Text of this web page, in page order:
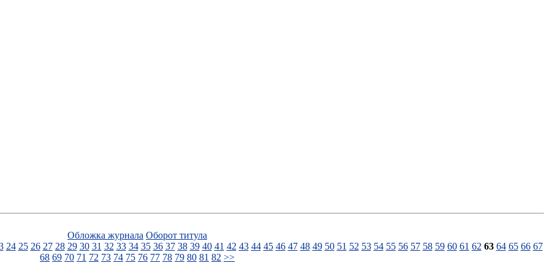
Обложка журнала Оборот титула
24 25 26 27 28 29 30 31 32 33 34 35 36 37 38 39 40 41 42 43 44 45 46 47 48 49 50 51 52 53 54 55 56 57 58 59 60 61 62 63 64 65 66 67
68 69 70 71 72 73 74 75 76 77 78 79 80 81 82 >>